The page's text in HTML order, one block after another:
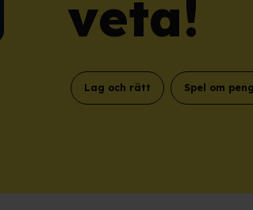
veta!
Lag och rätt Spel om